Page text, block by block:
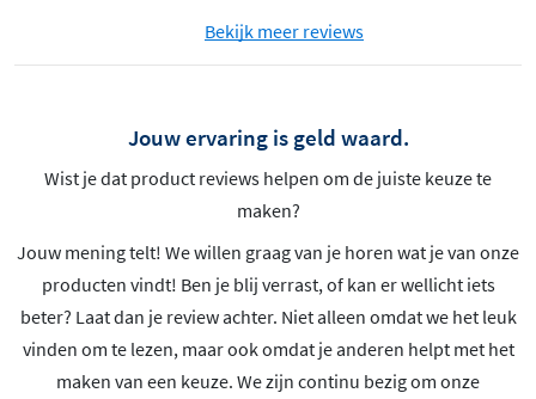
Bekijk meer reviews
Jouw ervaring is geld waard.
Wist je dat product reviews helpen om de juiste keuze te
maken?
Jouw mening telt! We willen graag van je horen wat je van onze
producten vindt! Ben je blij verrast, of kan er wellicht iets
beter? Laat dan je review achter. Niet alleen omdat we het leuk
vinden om te lezen, maar ook omdat je anderen helpt met het
maken van een keuze. We zijn continu bezig om onze